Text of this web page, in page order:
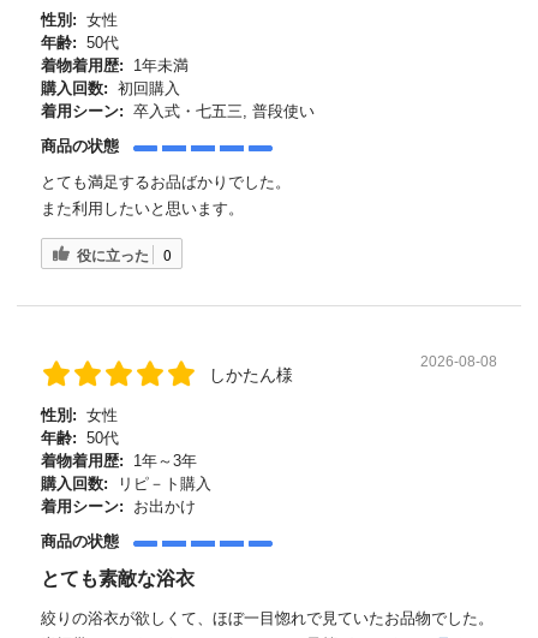
性別: 女性
年齢: 50代
着物着用歴:
1年未満
購入回数: 初回購入
着用シーン: 卒入式・七五三, 普段使い
商品の状態
とても満足するお品ばかりでした。
また利用したいと思います。
役に立った 0
しかたん様
2026-08-08
性別: 女性
年齢: 50代
着物着用歴:
1年～3年
購入回数:
リピ－ト購入
着用シーン:
お出かけ
商品の状態
とても素敵な浴衣
絞りの浴衣が欲しくて、ほぼ一目惚れで見ていたお品物でした。